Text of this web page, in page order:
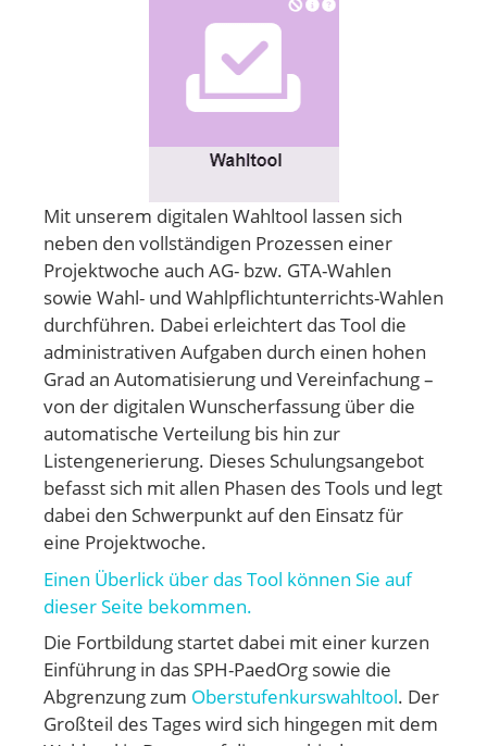
Mit unserem digitalen Wahltool lassen sich
neben den vollständigen Prozessen einer
Projektwoche auch AG- bzw. GTA-Wahlen
sowie Wahl- und Wahlpflichtunterrichts-Wahlen
durchführen. Dabei erleichtert das Tool die
administrativen Aufgaben durch einen hohen
Grad an Automatisierung und Vereinfachung –
von der digitalen Wunscherfassung über die
automatische Verteilung bis hin zur
Listengenerierung. Dieses Schulungsangebot
befasst sich mit allen Phasen des Tools und legt
dabei den Schwerpunkt auf den Einsatz für
eine Projektwoche.
Einen Überlick über das Tool können Sie auf
dieser Seite bekommen.
Die Fortbildung startet dabei mit einer kurzen
Einführung in das SPH-PaedOrg sowie die
Abgrenzung zum Oberstufenkurswahltool. Der
Großteil des Tages wird sich hingegen mit dem